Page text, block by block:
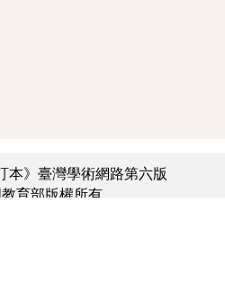
本》臺灣學術網路第六版
育部版權所有